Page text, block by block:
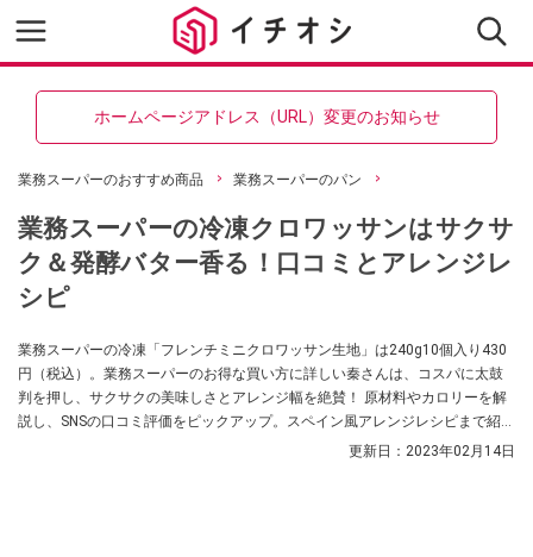
ホームページアドレス（URL）変更のお知らせ
業務スーパーのおすすめ商品 業務スーパーのパン
業務スーパーの冷凍クロワッサンはサクサ
ク＆発酵バター香る！口コミとアレンジレ
シピ
業務スーパーの冷凍「フレンチミニクロワッサン生地」は240g10個入り430
円（税込）。業務スーパーのお得な買い方に詳しい秦さんは、コスパに太鼓
判を押し、サクサクの美味しさとアレンジ幅を絶賛！ 原材料やカロリーを解
説し、SNSの口コミ評価をピックアップ。スペイン風アレンジレシピまで紹介
更新日： 2023年02月14日